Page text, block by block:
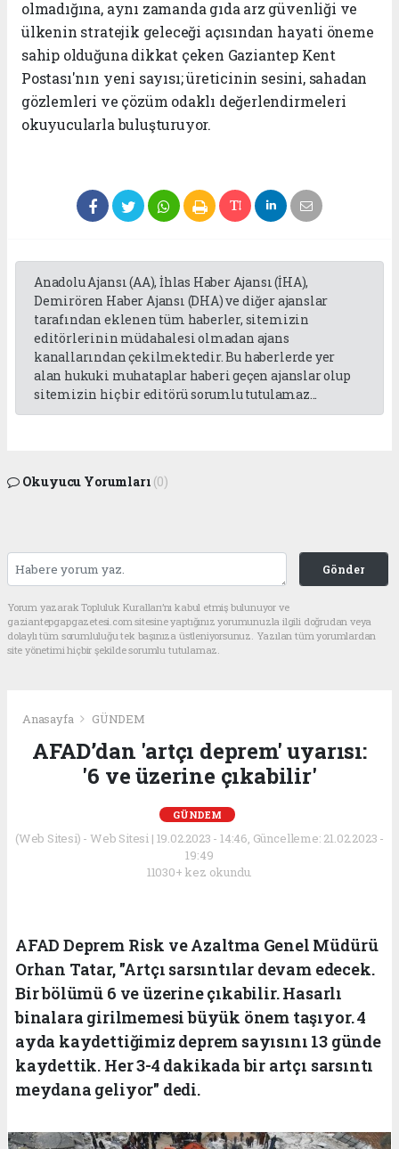
olmadığına, aynı zamanda gıda arz güvenliği ve
ülkenin stratejik geleceği açısından hayati öneme
sahip olduğuna dikkat çeken Gaziantep Kent
Postası'nın yeni sayısı; üreticinin sesini, sahadan
gözlemleri ve çözüm odaklı değerlendirmeleri
okuyucularla buluşturuyor.
Anadolu Ajansı (AA), İhlas Haber Ajansı (İHA),
Demirören Haber Ajansı (DHA) ve diğer ajanslar
tarafından eklenen tüm haberler, sitemizin
editörlerinin müdahalesi olmadan ajans
kanallarından çekilmektedir. Bu haberlerde yer
alan hukuki muhataplar haberi geçen ajanslar olup
sitemizin hiç bir editörü sorumlu tutulamaz...
Okuyucu Yorumları (0)
Gönder
Yorum yazarak Topluluk Kuralları’nı kabul etmiş bulunuyor ve
gaziantepgapgazetesi.com sitesine yaptığınız yorumunuzla ilgili doğrudan veya
dolaylı tüm sorumluluğu tek başınıza üstleniyorsunuz. Yazılan tüm yorumlardan
site yönetimi hiçbir şekilde sorumlu tutulamaz.
Anasayfa GÜNDEM
AFAD’dan 'artçı deprem' uyarısı:
'6 ve üzerine çıkabilir'
GÜNDEM
(Web Sitesi) - Web Sitesi | 19.02.2023 - 14:46, Güncelleme: 21.02.2023 -
19:49
11030+ kez okundu.
AFAD Deprem Risk ve Azaltma Genel Müdürü
Orhan Tatar, "Artçı sarsıntılar devam edecek.
Bir bölümü 6 ve üzerine çıkabilir. Hasarlı
binalara girilmemesi büyük önem taşıyor. 4
ayda kaydettiğimiz deprem sayısını 13 günde
kaydettik. Her 3-4 dakikada bir artçı sarsıntı
meydana geliyor" dedi.